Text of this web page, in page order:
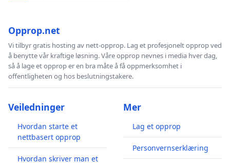
Opprop.net
Vi tilbyr gratis hosting av nett-opprop. Lag et profesjonelt opprop ved
å benytte vår kraftige løsning. Våre opprop nevnes i media hver dag,
så å lage et opprop er en bra måte å få oppmerksomhet i
offentligheten og hos beslutningstakere.
Veiledninger
Hvordan starte et
nettbasert opprop
Hvordan skriver man et
Mer
Lag et opprop
Personvernserklæring